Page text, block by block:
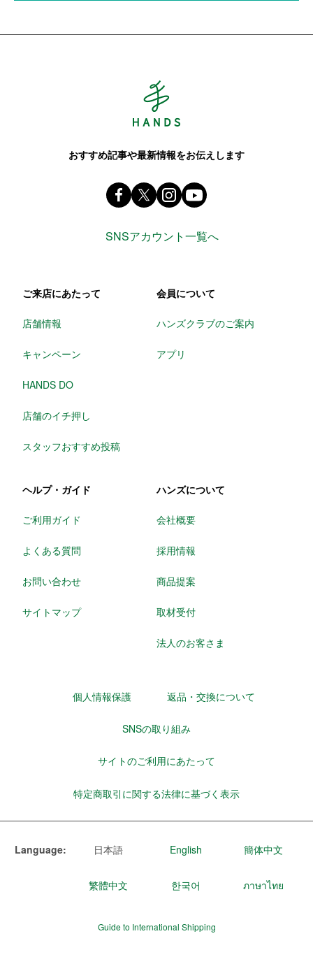
おすすめ記事や最新情報をお伝えします
Facebook ハンズ公式ファンページ
X(旧 twitter) @Hands_official_
instagram
SNSアカウント一覧へ
ご来店にあたって
店舗情報
キャンペーン
HANDS DO
店舗のイチ押し
スタッフおすすめ投稿
会員について
ハンズクラブのご案内
アプリ
ヘルプ・ガイド
ご利用ガイド
よくある質問
お問い合わせ
サイトマップ
ハンズについて
会社概要
採用情報
商品提案
取材受付
法人のお客さま
個人情報保護 返品・交換について
SNSの取り組み
サイトのご利用にあたって
特定商取引に関する法律に基づく表示
Language: 日本語 English 簡体中文
繁體中文 한국어 ภาษาไทย
Guide to International Shipping